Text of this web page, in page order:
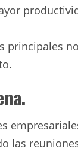
principales
las